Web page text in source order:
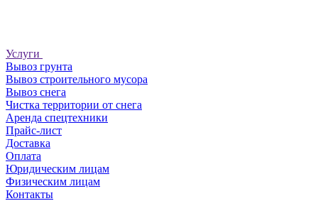
Услуги
Вывоз грунта
Вывоз строительного мусора
Вывоз снега
Чистка территории от снега
Аренда спецтехники
Прайс-лист
Доставка
Оплата
Юридическим лицам
Физическим лицам
Контакты